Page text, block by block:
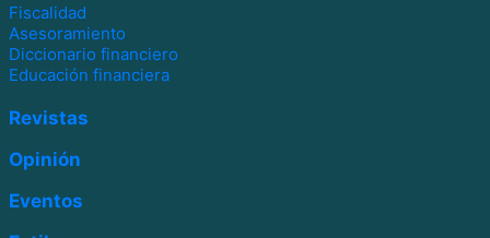
Fiscalidad
Asesoramiento
Diccionario financiero
Educación financiera
Revistas
Opinión
Eventos